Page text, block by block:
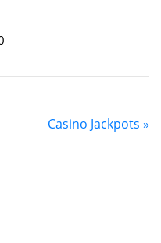
Casino Jackpots »